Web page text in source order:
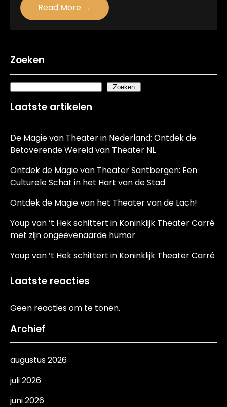
Read More →
Zoeken
Zoeken
Laatste artikelen
De Magie van Theater in Nederland: Ontdek de
Betoverende Wereld van Theater NL
Ontdek de Magie van Theater Santbergen: Een
Culturele Schat in het Hart van de Stad
Ontdek de Magie van het Theater van de Lach!
Youp van ’t Hek schittert in Koninklijk Theater Carré
met zijn ongeëvenaarde humor
Youp van ’t Hek schittert in Koninklijk Theater Carré
Laatste reacties
Geen reacties om te tonen.
Archief
augustus 2026
juli 2026
juni 2026